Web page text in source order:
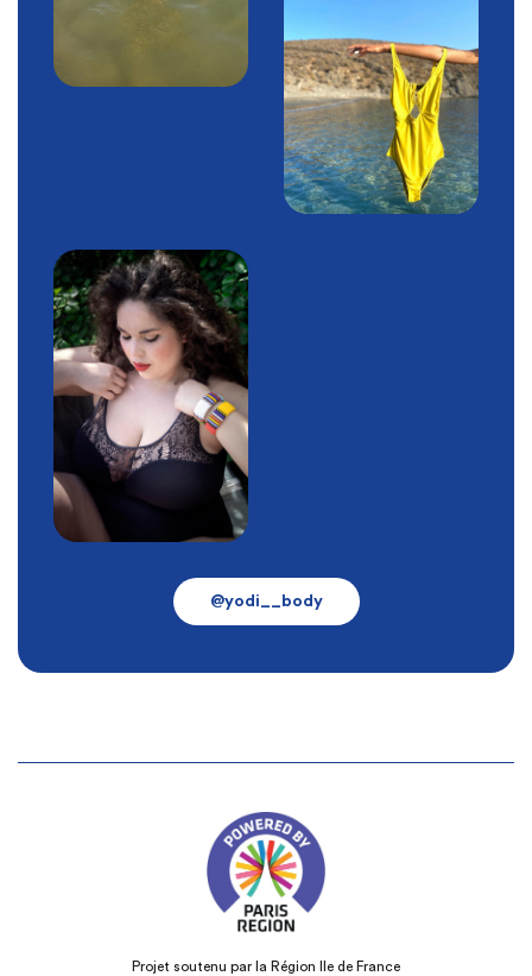
@yodi__body
Projet soutenu par la Région Ile de France